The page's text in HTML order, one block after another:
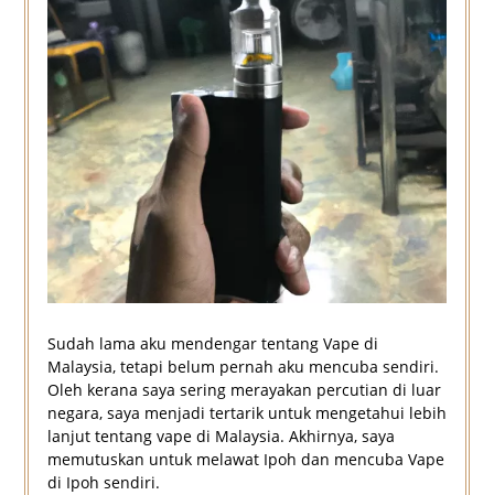
Sudah lama aku mendengar tentang Vape di
Malaysia, tetapi belum pernah aku mencuba sendiri.
Oleh kerana saya sering merayakan percutian di luar
negara, saya menjadi tertarik untuk mengetahui lebih
lanjut tentang vape di Malaysia. Akhirnya, saya
memutuskan untuk melawat Ipoh dan mencuba Vape
di Ipoh sendiri.